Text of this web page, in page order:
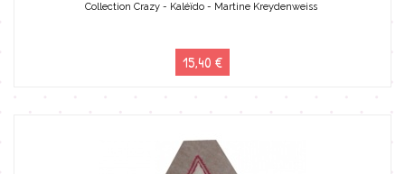
Collection Crazy - Kaléïdo - Martine Kreydenweiss
15,40 €